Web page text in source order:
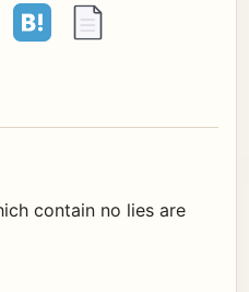
contain no lies are